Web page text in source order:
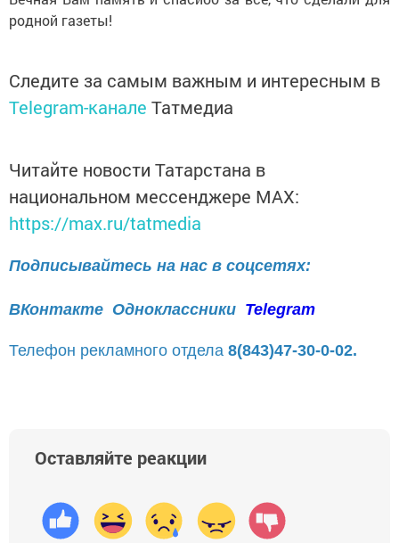
родной газеты!
Следите за самым важным и интересным в
Telegram-канале Татмедиа
Читайте новости Татарстана в
национальном мессенджере MАХ:
https://max.ru/tatmedia
Подписывайтесь на нас в соцсетях:
ВКонтакте Одноклассники Telegram
Телефон рекламного отдела 8(843)47-30-0-02.
Оставляйте реакции